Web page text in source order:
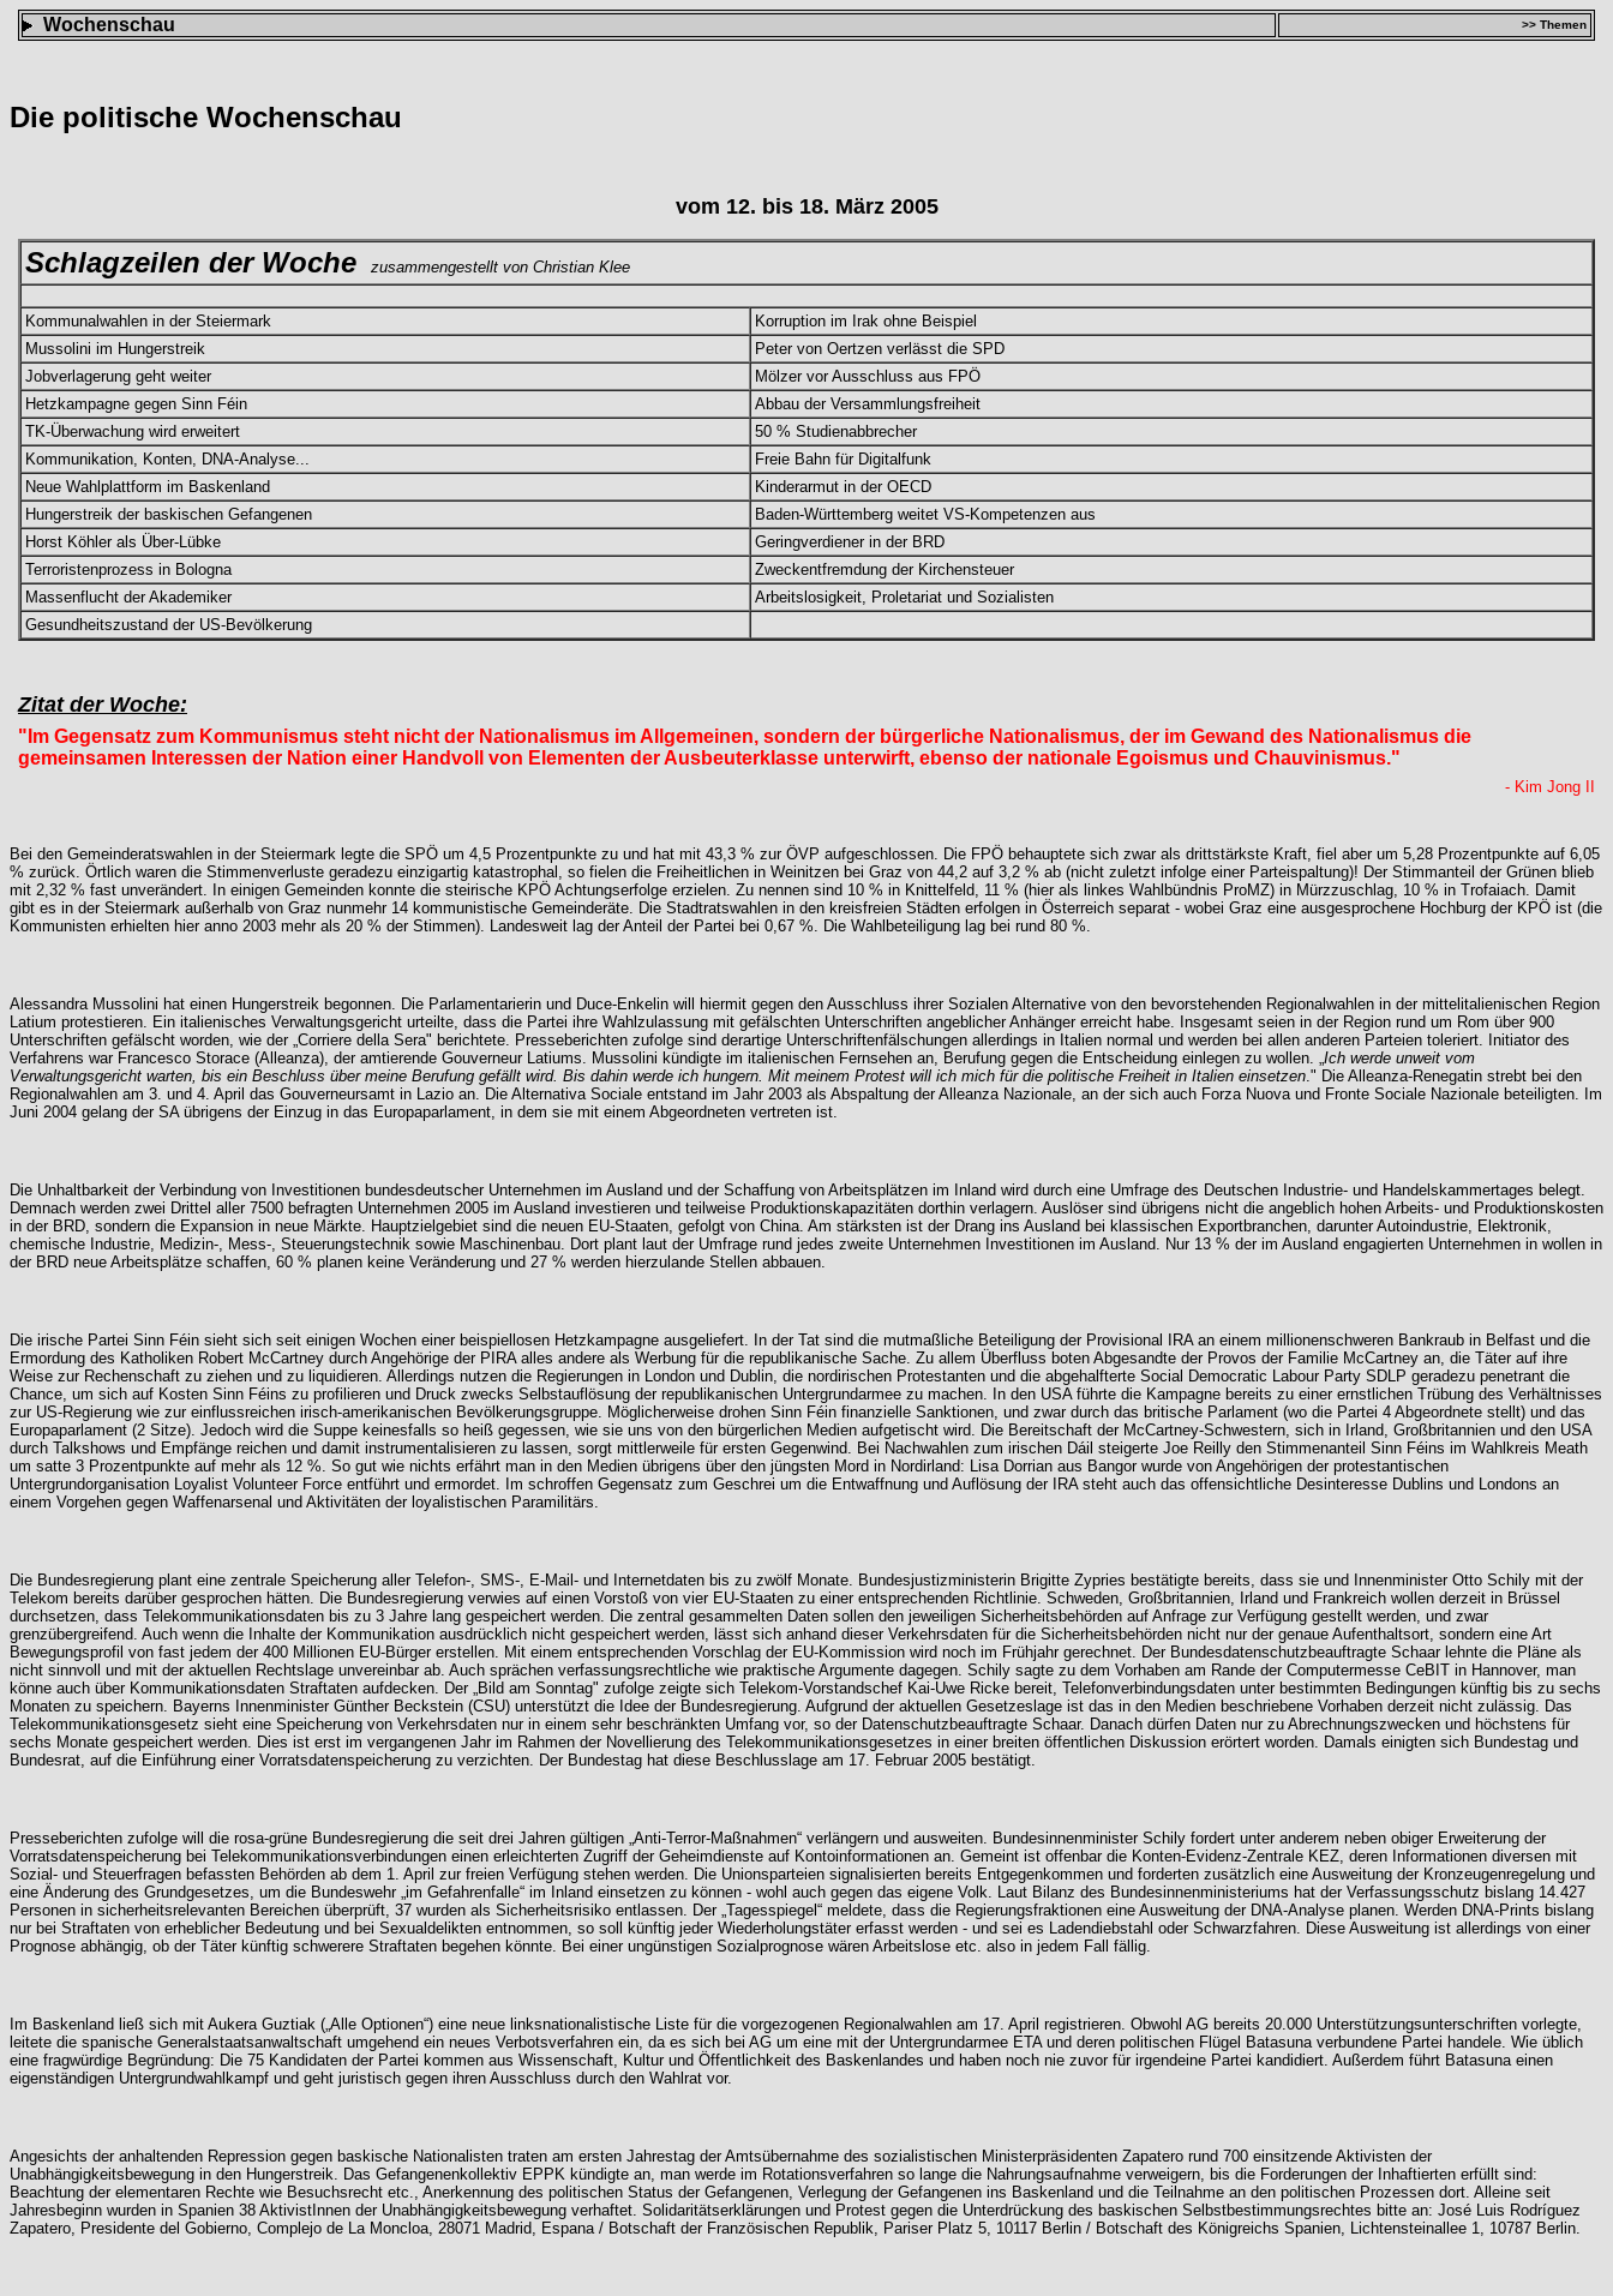
Wochenschau >> Themen
Die politische Wochenschau
vom 12. bis 18. März 2005
Schlagzeilen der Woche zusammengestellt von Christian Klee
Kommunalwahlen in der Steiermark
Korruption im Irak ohne Beispiel
Mussolini im Hungerstreik
Peter von Oertzen verlässt die SPD
Jobverlagerung geht weiter
Mölzer vor Ausschluss aus FPÖ
Hetzkampagne gegen Sinn Féin
Abbau der Versammlungsfreiheit
TK-Überwachung wird erweitert
50 % Studienabbrecher
Kommunikation, Konten, DNA-Analyse...
Freie Bahn für Digitalfunk
Neue Wahlplattform im Baskenland
Kinderarmut in der OECD
Hungerstreik der baskischen Gefangenen
Baden-Württemberg weitet VS-Kompetenzen aus
Horst Köhler als Über-Lübke
Geringverdiener in der BRD
Terroristenprozess in Bologna
Zweckentfremdung der Kirchensteuer
Massenflucht der Akademiker
Arbeitslosigkeit, Proletariat und Sozialisten
Gesundheitszustand der US-Bevölkerung
Zitat der Woche:
"Im Gegensatz zum Kommunismus steht nicht der Nationalismus im Allgemeinen, sondern der bürgerliche Nationalismus, der im Gewand des Nationalismus die
gemeinsamen Interessen der Nation einer Handvoll von Elementen der Ausbeuterklasse unterwirft, ebenso der nationale Egoismus und Chauvinismus."
- Kim Jong II
Bei den Gemeinderatswahlen in der Steiermark legte die SPÖ um 4,5 Prozentpunkte zu und hat mit 43,3 % zur ÖVP aufgeschlossen. Die FPÖ behauptete sich zwar als drittstärkste Kraft, fiel aber um 5,28 Prozentpunkte auf 6,05
% zurück. Örtlich waren die Stimmenverluste geradezu einzigartig katastrophal, so fielen die Freiheitlichen in Weinitzen bei Graz von 44,2 auf 3,2 % ab (nicht zuletzt infolge einer Parteispaltung)! Der Stimmanteil der Grünen blieb
mit 2,32 % fast unverändert. In einigen Gemeinden konnte die steirische KPÖ Achtungserfolge erzielen. Zu nennen sind 10 % in Knittelfeld, 11 % (hier als linkes Wahlbündnis ProMZ) in Mürzzuschlag, 10 % in Trofaiach. Damit
gibt es in der Steiermark außerhalb von Graz nunmehr 14 kommunistische Gemeinderäte. Die Stadtratswahlen in den kreisfreien Städten erfolgen in Österreich separat - wobei Graz eine ausgesprochene Hochburg der KPÖ ist (die
Kommunisten erhielten hier anno 2003 mehr als 20 % der Stimmen). Landesweit lag der Anteil der Partei bei 0,67 %. Die Wahlbeteiligung lag bei rund 80 %.
Alessandra Mussolini hat einen Hungerstreik begonnen. Die Parlamentarierin und Duce-Enkelin will hiermit gegen den Ausschluss ihrer Sozialen Alternative von den bevorstehenden Regionalwahlen in der mittelitalienischen Region
Latium protestieren. Ein italienisches Verwaltungsgericht urteilte, dass die Partei ihre Wahlzulassung mit gefälschten Unterschriften angeblicher Anhänger erreicht habe. Insgesamt seien in der Region rund um Rom über 900
Unterschriften gefälscht worden, wie der „Corriere della Sera" berichtete. Presseberichten zufolge sind derartige Unterschriftenfälschungen allerdings in Italien normal und werden bei allen anderen Parteien toleriert. Initiator des
Verfahrens war Francesco Storace (Alleanza), der amtierende Gouverneur Latiums. Mussolini kündigte im italienischen Fernsehen an, Berufung gegen die Entscheidung einlegen zu wollen. „Ich werde unweit vom
Verwaltungsgericht warten, bis ein Beschluss über meine Berufung gefällt wird. Bis dahin werde ich hungern. Mit meinem Protest will ich mich für die politische Freiheit in Italien einsetzen." Die Alleanza-Renegatin strebt bei den
Regionalwahlen am 3. und 4. April das Gouverneursamt in Lazio an. Die Alternativa Sociale entstand im Jahr 2003 als Abspaltung der Alleanza Nazionale, an der sich auch Forza Nuova und Fronte Sociale Nazionale beteiligten. Im
Juni 2004 gelang der SA übrigens der Einzug in das Europaparlament, in dem sie mit einem Abgeordneten vertreten ist.
Die Unhaltbarkeit der Verbindung von Investitionen bundesdeutscher Unternehmen im Ausland und der Schaffung von Arbeitsplätzen im Inland wird durch eine Umfrage des Deutschen Industrie- und Handelskammertages belegt.
Demnach werden zwei Drittel aller 7500 befragten Unternehmen 2005 im Ausland investieren und teilweise Produktionskapazitäten dorthin verlagern. Auslöser sind übrigens nicht die angeblich hohen Arbeits- und Produktionskosten
in der BRD, sondern die Expansion in neue Märkte. Hauptzielgebiet sind die neuen EU-Staaten, gefolgt von China. Am stärksten ist der Drang ins Ausland bei klassischen Exportbranchen, darunter Autoindustrie, Elektronik,
chemische Industrie, Medizin-, Mess-, Steuerungstechnik sowie Maschinenbau. Dort plant laut der Umfrage rund jedes zweite Unternehmen Investitionen im Ausland. Nur 13 % der im Ausland engagierten Unternehmen in wollen in
der BRD neue Arbeitsplätze schaffen, 60 % planen keine Veränderung und 27 % werden hierzulande Stellen abbauen.
Die irische Partei Sinn Féin sieht sich seit einigen Wochen einer beispiellosen Hetzkampagne ausgeliefert. In der Tat sind die mutmaßliche Beteiligung der Provisional IRA an einem millionenschweren Bankraub in Belfast und die
Ermordung des Katholiken Robert McCartney durch Angehörige der PIRA alles andere als Werbung für die republikanische Sache. Zu allem Überfluss boten Abgesandte der Provos der Familie McCartney an, die Täter auf ihre
Weise zur Rechenschaft zu ziehen und zu liquidieren. Allerdings nutzen die Regierungen in London und Dublin, die nordirischen Protestanten und die abgehalfterte Social Democratic Labour Party SDLP geradezu penetrant die
Chance, um sich auf Kosten Sinn Féins zu profilieren und Druck zwecks Selbstauflösung der republikanischen Untergrundarmee zu machen. In den USA führte die Kampagne bereits zu einer ernstlichen Trübung des Verhältnisses
zur US-Regierung wie zur einflussreichen irisch-amerikanischen Bevölkerungsgruppe. Möglicherweise drohen Sinn Féin finanzielle Sanktionen, und zwar durch das britische Parlament (wo die Partei 4 Abgeordnete stellt) und das
Europaparlament (2 Sitze). Jedoch wird die Suppe keinesfalls so heiß gegessen, wie sie uns von den bürgerlichen Medien aufgetischt wird. Die Bereitschaft der McCartney-Schwestern, sich in Irland, Großbritannien und den USA
durch Talkshows und Empfänge reichen und damit instrumentalisieren zu lassen, sorgt mittlerweile für ersten Gegenwind. Bei Nachwahlen zum irischen Dáil steigerte Joe Reilly den Stimmenanteil Sinn Féins im Wahlkreis Meath
um satte 3 Prozentpunkte auf mehr als 12 %. So gut wie nichts erfährt man in den Medien übrigens über den jüngsten Mord in Nordirland: Lisa Dorrian aus Bangor wurde von Angehörigen der protestantischen
Untergrundorganisation Loyalist Volunteer Force entführt und ermordet. Im schroffen Gegensatz zum Geschrei um die Entwaffnung und Auflösung der IRA steht auch das offensichtliche Desinteresse Dublins und Londons an
einem Vorgehen gegen Waffenarsenal und Aktivitäten der loyalistischen Paramilitärs.
Die Bundesregierung plant eine zentrale Speicherung aller Telefon-, SMS-, E-Mail- und Internetdaten bis zu zwölf Monate. Bundesjustizministerin Brigitte Zypries bestätigte bereits, dass sie und Innenminister Otto Schily mit der
Telekom bereits darüber gesprochen hätten. Die Bundesregierung verwies auf einen Vorstoß von vier EU-Staaten zu einer entsprechenden Richtlinie. Schweden, Großbritannien, Irland und Frankreich wollen derzeit in Brüssel
durchsetzen, dass Telekommunikationsdaten bis zu 3 Jahre lang gespeichert werden. Die zentral gesammelten Daten sollen den jeweiligen Sicherheitsbehörden auf Anfrage zur Verfügung gestellt werden, und zwar
grenzübergreifend. Auch wenn die Inhalte der Kommunikation ausdrücklich nicht gespeichert werden, lässt sich anhand dieser Verkehrsdaten für die Sicherheitsbehörden nicht nur der genaue Aufenthaltsort, sondern eine Art
Bewegungsprofil von fast jedem der 400 Millionen EU-Bürger erstellen. Mit einem entsprechenden Vorschlag der EU-Kommission wird noch im Frühjahr gerechnet. Der Bundesdatenschutzbeauftragte Schaar lehnte die Pläne als
nicht sinnvoll und mit der aktuellen Rechtslage unvereinbar ab. Auch sprächen verfassungsrechtliche wie praktische Argumente dagegen. Schily sagte zu dem Vorhaben am Rande der Computermesse CeBIT in Hannover, man
könne auch über Kommunikationsdaten Straftaten aufdecken. Der „Bild am Sonntag" zufolge zeigte sich Telekom-Vorstandschef Kai-Uwe Ricke bereit, Telefonverbindungsdaten unter bestimmten Bedingungen künftig bis zu sechs
Monaten zu speichern. Bayerns Innenminister Günther Beckstein (CSU) unterstützt die Idee der Bundesregierung. Aufgrund der aktuellen Gesetzeslage ist das in den Medien beschriebene Vorhaben derzeit nicht zulässig. Das
Telekommunikationsgesetz sieht eine Speicherung von Verkehrsdaten nur in einem sehr beschränkten Umfang vor, so der Datenschutzbeauftragte Schaar. Danach dürfen Daten nur zu Abrechnungszwecken und höchstens für
sechs Monate gespeichert werden. Dies ist erst im vergangenen Jahr im Rahmen der Novellierung des Telekommunikationsgesetzes in einer breiten öffentlichen Diskussion erörtert worden. Damals einigten sich Bundestag und
Bundesrat, auf die Einführung einer Vorratsdatenspeicherung zu verzichten. Der Bundestag hat diese Beschlusslage am 17. Februar 2005 bestätigt.
Presseberichten zufolge will die rosa-grüne Bundesregierung die seit drei Jahren gültigen „Anti-Terror-Maßnahmen“ verlängern und ausweiten. Bundesinnenminister Schily fordert unter anderem neben obiger Erweiterung der
Vorratsdatenspeicherung bei Telekommunikationsverbindungen einen erleichterten Zugriff der Geheimdienste auf Kontoinformationen an. Gemeint ist offenbar die Konten-Evidenz-Zentrale KEZ, deren Informationen diversen mit
Sozial- und Steuerfragen befassten Behörden ab dem 1. April zur freien Verfügung stehen werden. Die Unionsparteien signalisierten bereits Entgegenkommen und forderten zusätzlich eine Ausweitung der Kronzeugenregelung und
eine Änderung des Grundgesetzes, um die Bundeswehr „im Gefahrenfalle“ im Inland einsetzen zu können - wohl auch gegen das eigene Volk. Laut Bilanz des Bundesinnenministeriums hat der Verfassungsschutz bislang 14.427
Personen in sicherheitsrelevanten Bereichen überprüft, 37 wurden als Sicherheitsrisiko entlassen. Der „Tagesspiegel“ meldete, dass die Regierungsfraktionen eine Ausweitung der DNA-Analyse planen. Werden DNA-Prints bislang
nur bei Straftaten von erheblicher Bedeutung und bei Sexualdelikten entnommen, so soll künftig jeder Wiederholungstäter erfasst werden - und sei es Ladendiebstahl oder Schwarzfahren. Diese Ausweitung ist allerdings von einer
Prognose abhängig, ob der Täter künftig schwerere Straftaten begehen könnte. Bei einer ungünstigen Sozialprognose wären Arbeitslose etc. also in jedem Fall fällig.
Im Baskenland ließ sich mit Aukera Guztiak („Alle Optionen“) eine neue linksnationalistische Liste für die vorgezogenen Regionalwahlen am 17. April registrieren. Obwohl AG bereits 20.000 Unterstützungsunterschriften vorlegte,
leitete die spanische Generalstaatsanwaltschaft umgehend ein neues Verbotsverfahren ein, da es sich bei AG um eine mit der Untergrundarmee ETA und deren politischen Flügel Batasuna verbundene Partei handele. Wie üblich
eine fragwürdige Begründung: Die 75 Kandidaten der Partei kommen aus Wissenschaft, Kultur und Öffentlichkeit des Baskenlandes und haben noch nie zuvor für irgendeine Partei kandidiert. Außerdem führt Batasuna einen
eigenständigen Untergrundwahlkampf und geht juristisch gegen ihren Ausschluss durch den Wahlrat vor.
Angesichts der anhaltenden Repression gegen baskische Nationalisten traten am ersten Jahrestag der Amtsübernahme des sozialistischen Ministerpräsidenten Zapatero rund 700 einsitzende Aktivisten der
Unabhängigkeitsbewegung in den Hungerstreik. Das Gefangenenkollektiv EPPK kündigte an, man werde im Rotationsverfahren so lange die Nahrungsaufnahme verweigern, bis die Forderungen der Inhaftierten erfüllt sind:
Beachtung der elementaren Rechte wie Besuchsrecht etc., Anerkennung des politischen Status der Gefangenen, Verlegung der Gefangenen ins Baskenland und die Teilnahme an den politischen Prozessen dort. Alleine seit
Jahresbeginn wurden in Spanien 38 AktivistInnen der Unabhängigkeitsbewegung verhaftet. Solidaritätserklärungen und Protest gegen die Unterdrückung des baskischen Selbstbestimmungsrechtes bitte an: José Luis Rodríguez
Zapatero, Presidente del Gobierno, Complejo de La Moncloa, 28071 Madrid, Espana / Botschaft der Französischen Republik, Pariser Platz 5, 10117 Berlin / Botschaft des Königreichs Spanien, Lichtensteinallee 1, 10787 Berlin.